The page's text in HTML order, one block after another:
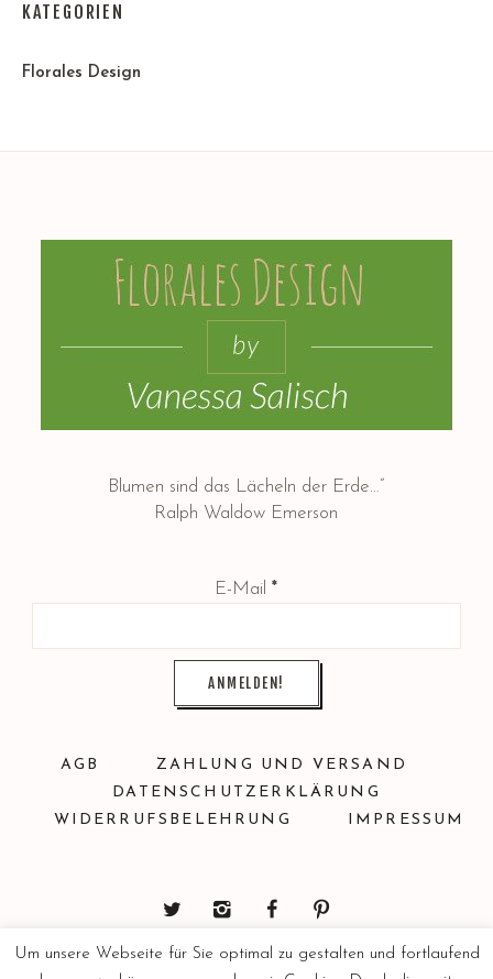
KATEGORIEN
Florales Design
Blumen sind das Lächeln der Erde…”
Ralph Waldow Emerson
E-Mail*
AGB
ZAHLUNG UND VERSAND
DATENSCHUTZERKLÄRUNG
WIDERRUFSBELEHRUNG
IMPRESSUM
Um unsere Webseite für Sie optimal zu gestalten und fortlaufend